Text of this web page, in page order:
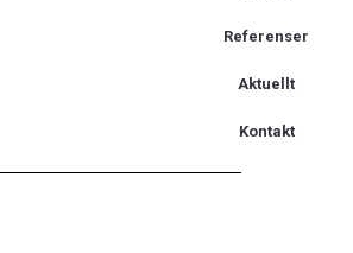
Referenser
Aktuellt
Kontakt